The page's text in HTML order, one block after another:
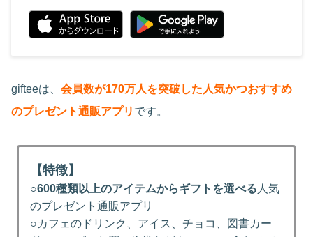
gifteeは、 会員数が170万人を突破した人気かつおすすめ
のプレゼント通販アプリ です。
【特徴】
○600種類以上のアイテムからギフトを選べる 人気
のプレゼント通販アプリ
○カフェのドリンク、アイス、チョコ、図書カー